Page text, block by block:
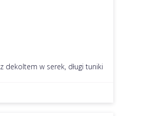
dekoltem w serek, długi tuniki